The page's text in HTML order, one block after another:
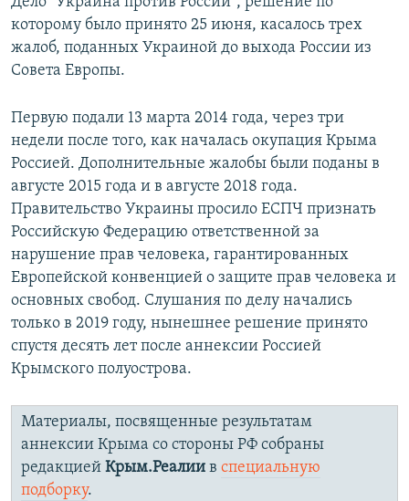
которому было принято 25 июня, касалось трех
жалоб, поданных Украиной до выхода России из
Совета Европы.
Первую подали 13 марта 2014 года, через три
недели после того, как началась окупация Крыма
Россией. Дополнительные жалобы были поданы в
августе 2015 года и в августе 2018 года.
Правительство Украины просило ЕСПЧ признать
Российскую Федерацию ответственной за
нарушение прав человека, гарантированных
Европейской конвенцией о защите прав человека и
основных свобод. Слушания по делу начались
только в 2019 году, нынешнее решение принято
спустя десять лет после аннексии Россией
Крымского полуострова.
Материалы, посвященные результатам
аннексии Крыма со стороны РФ собраны
редакцией Крым.Реалии в специальную
подборку.